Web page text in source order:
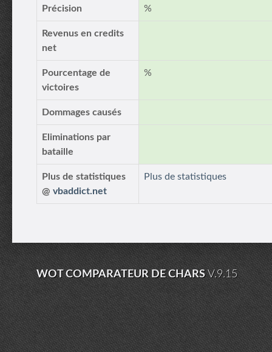
Précision %
Revenus en credits
net
Pourcentage de
victoires
%
Dommages causés
Eliminations par
bataille
Plus de statistiques
@ vbaddict.net
Plus de statistiques
WOT COMPARATEUR DE CHARSV.9.15